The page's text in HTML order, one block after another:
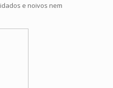
e noivos nem